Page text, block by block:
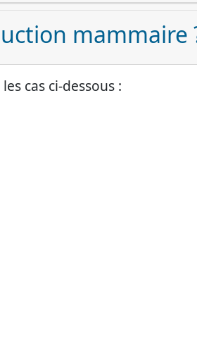
mammaire
cas ci-dessous :